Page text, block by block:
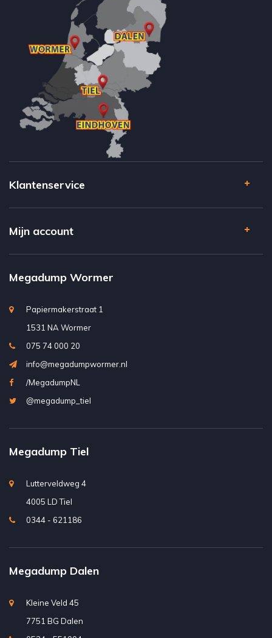
Klantenservice
Mijn account
Megadump Wormer
Papiermakerstraat 1
1531 NA Wormer
075 74 000 20
info@megadumpwormer.nl
/MegadumpNL
@megadump_tiel
Megadump Tiel
Lutterveldweg 4
4005 LD Tiel
0344 - 621186
Megadump Dalen
Kleine Veld 45
7751 BG Dalen